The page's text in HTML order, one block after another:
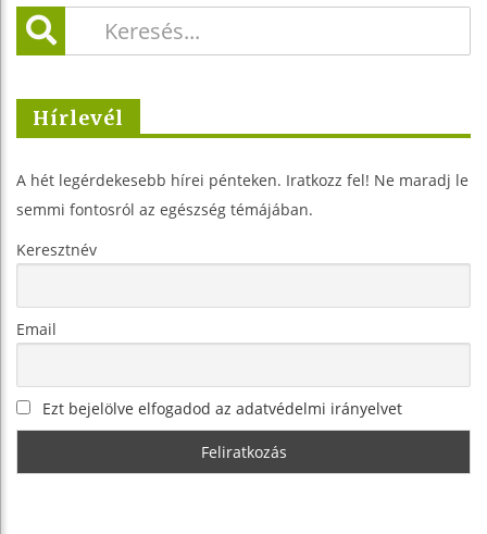
Hírlevél
A hét legérdekesebb hírei pénteken. Iratkozz fel! Ne maradj le
semmi fontosról az egészség témájában.
Keresztnév
Email
Ezt bejelölve elfogadod az adatvédelmi irányelvet